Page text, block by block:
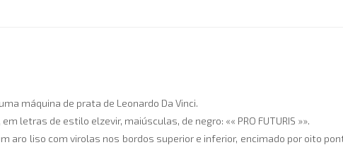
máquina de prata de Leonardo Da Vinci.
letras de estilo elzevir, maiúsculas, de negro: «« PRO FUTURIS »».
aro liso com virolas nos bordos superior e inferior, encimado por oito